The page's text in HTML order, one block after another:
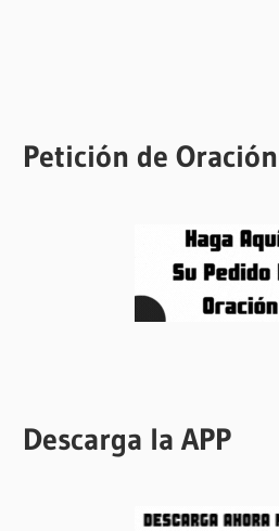
Petición de Oración
Descarga la APP